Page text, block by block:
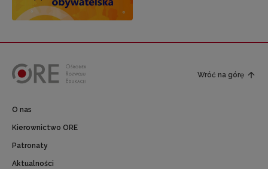
Wróć na górę
O nas
Kierownictwo ORE
Patronaty
Aktualności